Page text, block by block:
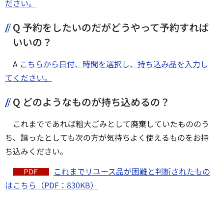
ださい。
Q 予約をしたいのだがどうやって予約すれば
いいの？
A こちらから日付、時間を選択し、持ち込み品を入力し
てください。
Q どのようなものが持ち込めるの？
これまでであれば粗大ごみとして廃棄していたもののう
ち、譲ったとしても次の方が気持ちよく使えるものをお持
ち込みください。
これまでリユース品が困難と判断されたもの
はこちら（PDF：830KB）